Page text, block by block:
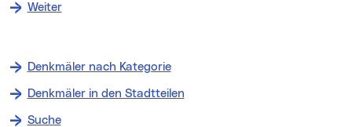
Weiter: zum Denkmal Wohnhäuser
Denkmäler nach Kategorie
Denkmäler in den Stadtteilen
Suche